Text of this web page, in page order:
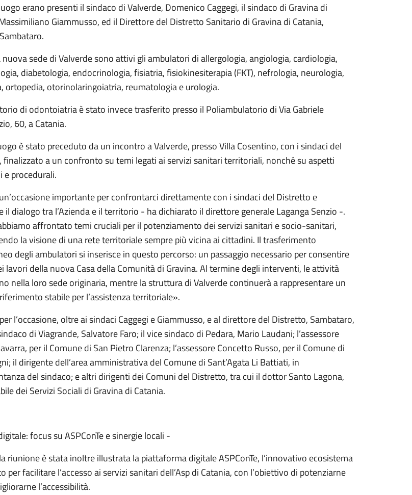
erano presenti il sindaco di Valverde, Domenico Caggegi, il sindaco di Gravina di
Giammusso, ed il Direttore del Distretto Sanitario di Gravina di Catania,
nuova sede di Valverde sono attivi gli ambulatori di allergologia, angiologia, cardiologia,
diabetologia, endocrinologia, fisiatria, fisiokinesiterapia (FKT), nefrologia, neurologia,
ortopedia, otorinolaringoiatria, reumatologia e urologia.
di odontoiatria è stato invece trasferito presso il Poliambulatorio di Via Gabriele
60, a Catania.
è stato preceduto da un incontro a Valverde, presso Villa Cosentino, con i sindaci del
finalizzato a un confronto su temi legati ai servizi sanitari territoriali, nonché su aspetti
e procedurali.
importante per confrontarci direttamente con i sindaci del Distretto e
il dialogo tra l’Azienda e il territorio - ha dichiarato il direttore generale Laganga Senzio -.
affrontato temi cruciali per il potenziamento dei servizi sanitari e socio-sanitari,
la visione di una rete territoriale sempre più vicina ai cittadini. Il trasferimento
degli ambulatori si inserisce in questo percorso: un passaggio necessario per consentire
lavori della nuova Casa della Comunità di Gravina. Al termine degli interventi, le attività
nella loro sede originaria, mentre la struttura di Valverde continuerà a rappresentare un
stabile per l’assistenza territoriale».
l’occasione, oltre ai sindaci Caggegi e Giammusso, e al direttore del Distretto, Sambataro,
di Viagrande, Salvatore Faro; il vice sindaco di Pedara, Mario Laudani; l’assessore
per il Comune di San Pietro Clarenza; l’assessore Concetto Russo, per il Comune di
il dirigente dell’area amministrativa del Comune di Sant’Agata Li Battiati, in
del sindaco; e altri dirigenti dei Comuni del Distretto, tra cui il dottor Santo Lagona,
dei Servizi Sociali di Gravina di Catania.
focus su ASPConTe e sinergie locali -
riunione è stata inoltre illustrata la piattaforma digitale ASPConTe, l’innovativo ecosistema
per facilitare l’accesso ai servizi sanitari dell’Asp di Catania, con l’obiettivo di potenziarne
l’accessibilità.